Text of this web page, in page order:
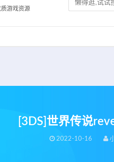
整合站，为广大用户提供最新、最优质的
游戏资源
[3DS]世界传说
2022-10-16